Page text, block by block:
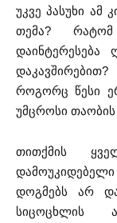
უკვე პასუხი ამ
თემა?
დაინტერესება
როგორც წესი
უმცროსი
თითქმის
დოგმებს არ
სიცოცხლის